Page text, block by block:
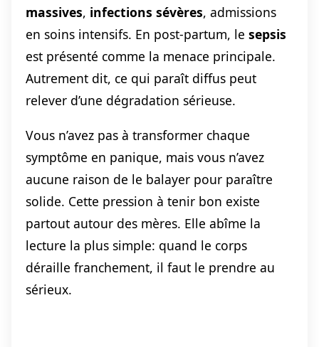
massives, infections sévères, admissions
en soins intensifs. En post-partum, le sepsis
est présenté comme la menace principale.
Autrement dit, ce qui paraît diffus peut
relever d’une dégradation sérieuse.
Vous n’avez pas à transformer chaque
symptôme en panique, mais vous n’avez
aucune raison de le balayer pour paraître
solide. Cette pression à tenir bon existe
partout autour des mères. Elle abîme la
lecture la plus simple: quand le corps
déraille franchement, il faut le prendre au
sérieux.